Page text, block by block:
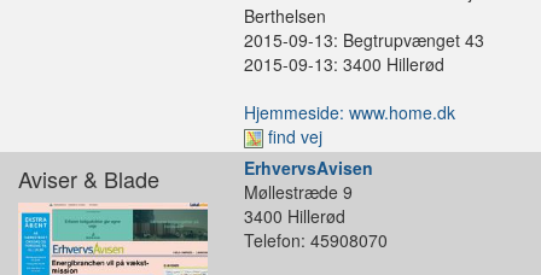
Berthelsen
2015-09-13: Begtrupvænget 43
2015-09-13: 3400 Hillerød
Hjemmeside: www.home.dk
find vej
Aviser & Blade
ErhvervsAvisen
Møllestræde 9
3400 Hillerød
Telefon: 45908070